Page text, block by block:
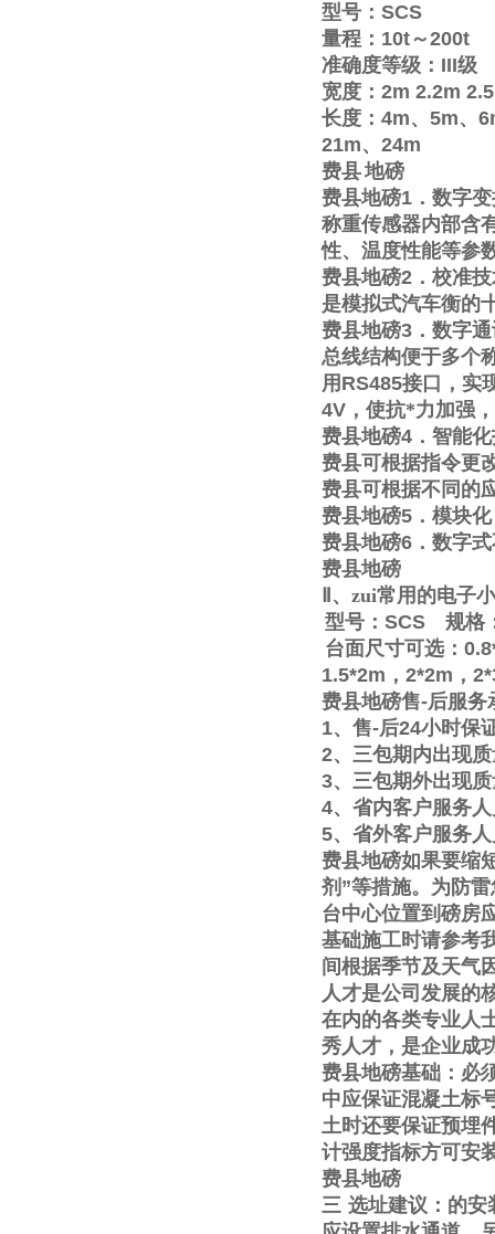
型号： SCS
量程： 10t～200t
准确度等级： III级
宽度： 2m 2.2m
长度： 4m、 5m、
21m、 24m
费县地磅
费县地磅1 ．数字
称重传感器内部含
性、温度性能等参
费县地磅2 ．校准
是模拟式汽车衡的
费县地磅3 ．数字
总线结构便于多个
用 RS485接口，实
4V ，使抗*力加强
费县地磅4 ．智能
费县可根据指令更
费县可根据不同的
费县地磅5 ．模块
费县地磅6 ．数字
费县地磅
、zui常用的电子
型号： SCS
规格
台面尺寸可选：
1.5*2m ， 2*2m ，
费县地磅售-后服务
1、售-后24小时保
2、三包期内出现
3、三包期外出现
4、省内客户服务
5、省外客户服务
费县地磅如果要缩
剂 ”等措施。为防
台中心位置到磅房
基础施工时请参考
间根据季节及天气
人才是公司发展的
在内的各类专业人
秀人才，是企业成
费县地磅基础：必
中应保证混凝土标
土时还要保证预埋
计强度指标方可安
费县地磅
三 选址建议：的安